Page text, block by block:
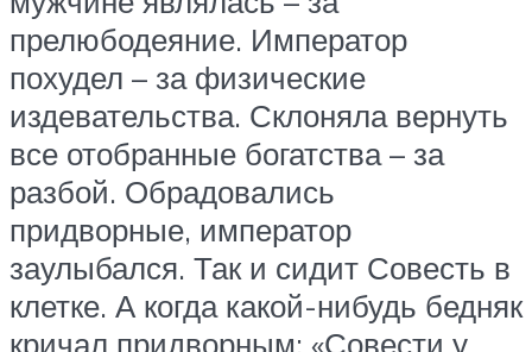
прелюбодеяние. Император
похудел – за физические
издевательства. Склоняла вернуть
все отобранные богатства – за
разбой. Обрадовались
придворные, император
заулыбался. Так и сидит Совесть в
клетке. А когда какой-нибудь бедняк
кричал придворным: «Совести у